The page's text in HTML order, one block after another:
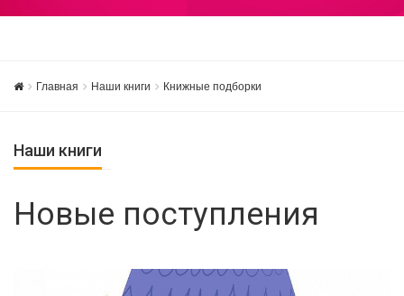
Главная Наши книги Книжные подборки
Наши книги
Новые поступления